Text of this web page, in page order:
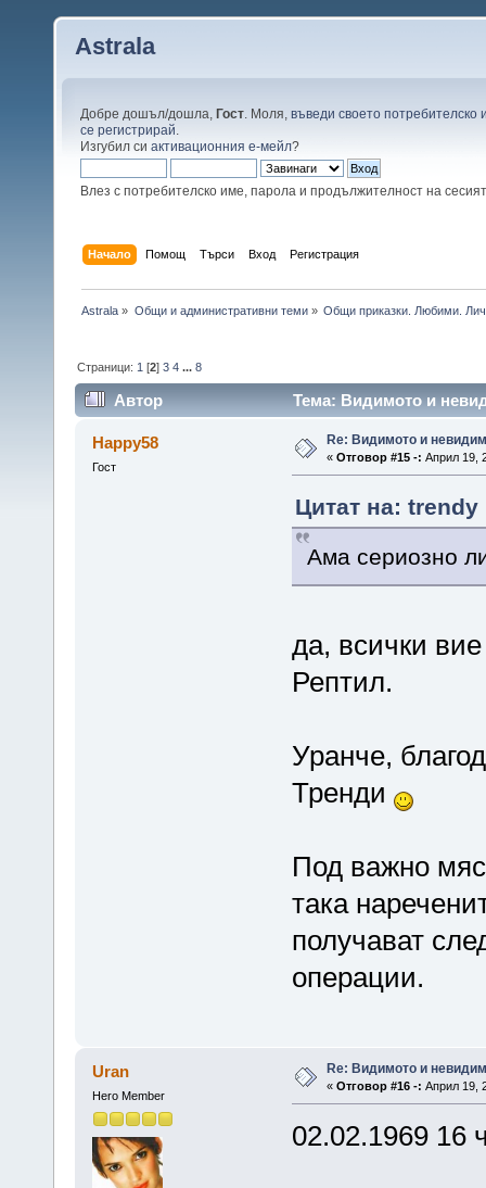
Astrala
Добре дошъл/дошла, Гост . Моля, въведи своето потребителско
се регистрирай
Изгубил си активационния е-мейл?
Влез с потребителско име, парола и продължителност на
Начало Помощ Търси Вход Регистрация
Astrala » Общи и административни теми» Общи приказки. Любими.
Страници: 1 [2]3 4 ...8
Автор Тема: Видимото и
Happy58
Гост
Re: Видимото и
« Отговор #15 -: Април 19,
Цитат на:
Ама сериозно
да, всички
Рептил.
Уранче,
Тренди
Под важно
така
получават
операции.
Uran
Hero Member
Re: Видимото и
« Отговор #16 -: Април 19,
02.02.1969 16